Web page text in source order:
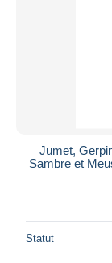
Ethniques,
depuis
Prix
Jumet,
Sambre et
Statut